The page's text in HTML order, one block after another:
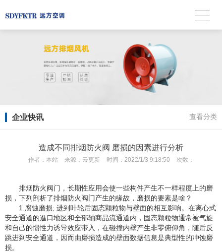
企业快讯 查看分类
造成不同排烟防火阀 磨损的因素进行分析
作者： 本站 来源： 云更新 时间： 2022/1/3 9:18:50 次数：
排烟防火阀门，长期性应用会使一些构件产生不一样程度上的磨
损，下列剖析了排烟防火阀门产生的缘故，磨损的要素是啥？
1.腐蚀磨损; 进到叶轮后固态颗粒物与壁面的相互影响。在离心式
安全通道的進口地区和全部轴商品流通道内，固态颗粒物通常被气旋
和自己的惯性力诱导效应带入，在碰撞内壁产生非零俯仰角，随后反
跳进到安全通道，因而由磨损造成的壁面数据信息是典型性的冲蚀磨
损。